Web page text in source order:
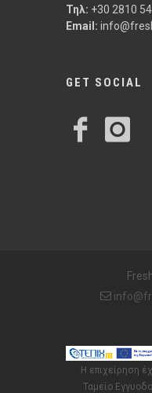
Τηλ: +30 2810
Email:
GET SOCIAL
Η επιχείρηση
Ταμείο